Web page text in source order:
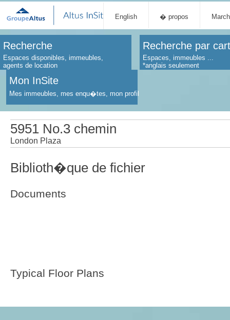
English � propos
Recherche
Espaces disponibles, immeubles,
agents de location
Recherche par
Espaces, immeubles ...
*anglais seulement
Mon InSite
Mes immeubles, mes enqu�tes, mon profil
5951 No.3 chemin
London Plaza
Biblioth�que de fichier
Documents
Typical Floor Plans